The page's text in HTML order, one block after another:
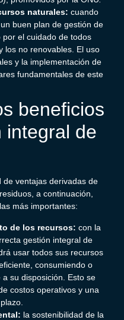
naturales: cuando
buen plan de gestión de
el cuidado de todos
los no renovables. El uso
y la implementación de
fundamentales de este
beneficios
integral de
de ventajas derivadas de
a continuación,
más importantes:
de los recursos: con la
gestión integral de
usar todos sus recursos
consumiendo o
su disposición. Esto se
costos operativos y una
la sostenibilidad de la